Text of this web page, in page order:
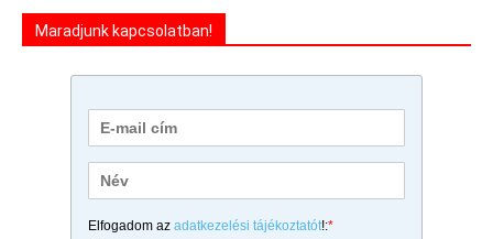
Maradjunk kapcsolatban!
Elfogadom az adatkezelési tájékoztatót!:*